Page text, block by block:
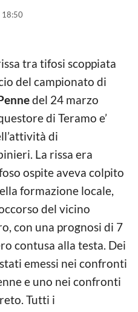
18:50
tra tifosi scoppiata
del campionato di
del 24 marzo
di Teramo e’
di
La rissa era
ospite aveva colpito
formazione locale,
del vicino
con una prognosi di 7
contusa alla testa. Dei
emessi nei confronti
e uno nei confronti
Tutti i